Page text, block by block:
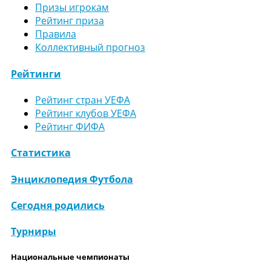
Призы игрокам
Рейтинг приза
Правила
Коллективный прогноз
Рейтинги
Рейтинг стран УЕФА
Рейтинг клубов УЕФА
Рейтинг ФИФА
Статистика
Энциклопедия Футбола
Сегодня родились
Турниры
Национальные чемпионаты